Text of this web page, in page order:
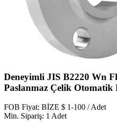
Deneyimli JIS B2220 Wn
Paslanmaz Çelik
FOB Fiyat: BİZE $ 1-100 / Adet
Min. Sipariş: 1 Adet